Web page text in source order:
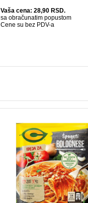
Vaša cena: 28,90 RSD.
sa obračunatim popustom
Cene su bez PDV-a